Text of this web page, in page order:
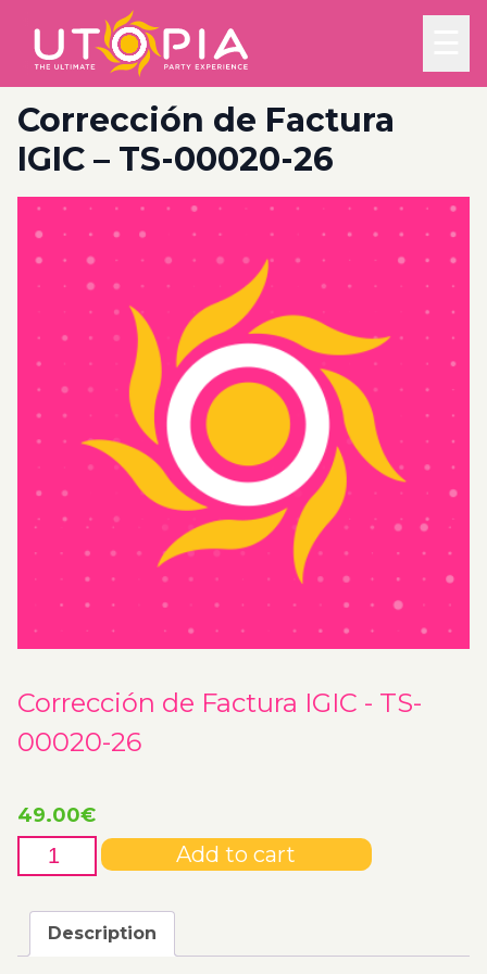
Corrección de Factura
IGIC – TS-00020-26
Corrección de Factura IGIC - TS-
00020-26
49.00€
Corrección
de
IGIC
-
Add to cart
Description